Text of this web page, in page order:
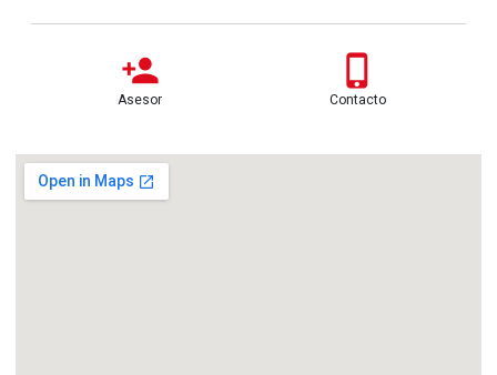
Asesor Contacto